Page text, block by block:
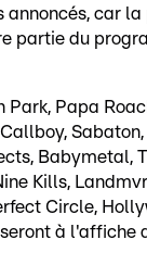
annoncés, car
partie du
Park, Papa
Babymetal,
Kills,
Circle,
à l'affiche